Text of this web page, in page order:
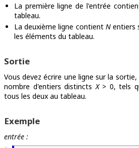
La première ligne de l'entrée
tableau.
La deuxième ligne contient Nentiers
les éléments du tableau.
Sortie
Vous devez écrire une ligne sur la
nombre d'entiers distincts X> 0, tels
tous les deux au tableau.
Exemple
entrée :